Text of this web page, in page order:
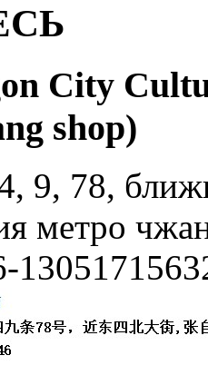
City
shop)
9, 78,
метро